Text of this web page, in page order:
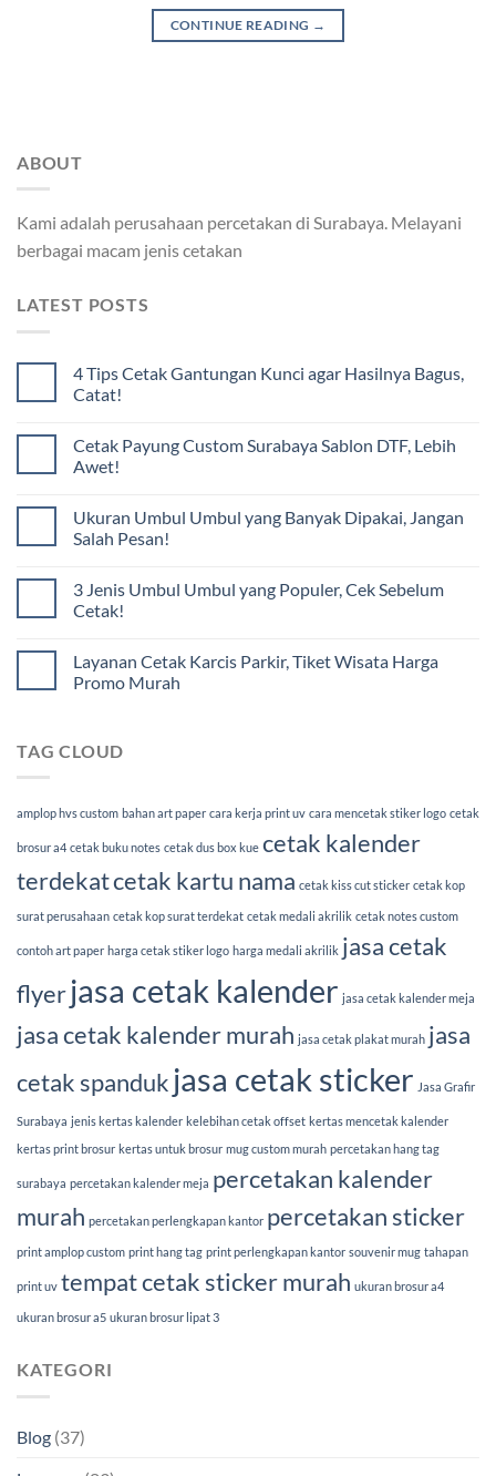
CONTINUE READING →
ABOUT
Kami adalah perusahaan percetakan di Surabaya. Melayani
berbagai macam jenis cetakan
LATEST POSTS
4 Tips Cetak Gantungan Kunci agar Hasilnya Bagus,
Catat!
Cetak Payung Custom Surabaya Sablon DTF, Lebih
Awet!
Ukuran Umbul Umbul yang Banyak Dipakai, Jangan
Salah Pesan!
3 Jenis Umbul Umbul yang Populer, Cek Sebelum
Cetak!
Layanan Cetak Karcis Parkir, Tiket Wisata Harga
Promo Murah
TAG CLOUD
amplop hvs custom bahan art paper cara kerja print uv cara mencetak stiker logo cetak
brosur a4 cetak buku notes cetak dus box kue cetak kalender
terdekatcetak kartu nama cetak kiss cut sticker cetak kop
surat perusahaan cetak kop surat terdekat cetak medali akrilik cetak notes custom
contoh art paper harga cetak stiker logo harga medali akrilik jasa cetak
flyerjasa cetak kalender jasa cetak kalender meja
jasa cetak kalender murah jasa cetak plakat murah jasa
cetak spanduk jasa cetak sticker Jasa Grafir
Surabaya jenis kertas kalender kelebihan cetak offset kertas mencetak kalender
kertas print brosur kertas untuk brosur mug custom murah percetakan hang tag
surabaya percetakan kalender meja percetakan kalender
murah percetakan perlengkapan kantor percetakan sticker
print amplop custom print hang tag print perlengkapan kantor souvenir mug tahapan
print uv tempat cetak sticker murah ukuran brosur a4
ukuran brosur a5 ukuran brosur lipat 3
KATEGORI
Blog (37)